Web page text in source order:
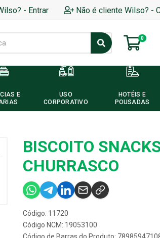
- Entrar Não é cliente Wilso? -
0
E
USO
CORPORATIVO
HOTÉIS E
POUSADAS
BISCOITO
CHURRASCO
Código: 11720
Código NCM: 19053100